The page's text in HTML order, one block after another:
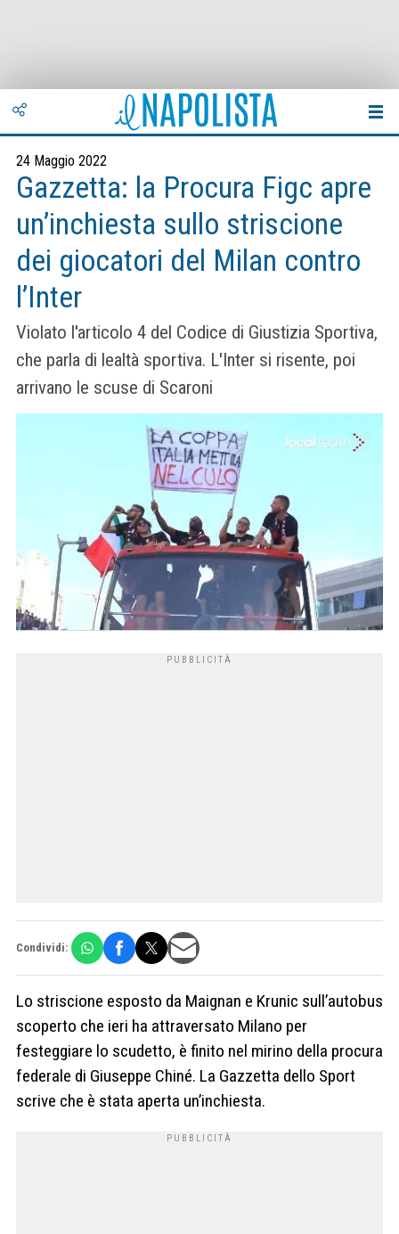
24 Maggio 2022
Gazzetta: la Procura Figc apre
un’inchiesta sullo striscione
dei giocatori del Milan contro
l’Inter
Violato l'articolo 4 del Codice di Giustizia Sportiva,
che parla di lealtà sportiva. L'Inter si risente, poi
arrivano le scuse di Scaroni
Condividi:
Lo striscione esposto da Maignan e Krunic sull’autobus
scoperto che ieri ha attraversato Milano per
festeggiare lo scudetto, è finito nel mirino della procura
federale di Giuseppe Chiné. La Gazzetta dello Sport
scrive che è stata aperta un’inchiesta.